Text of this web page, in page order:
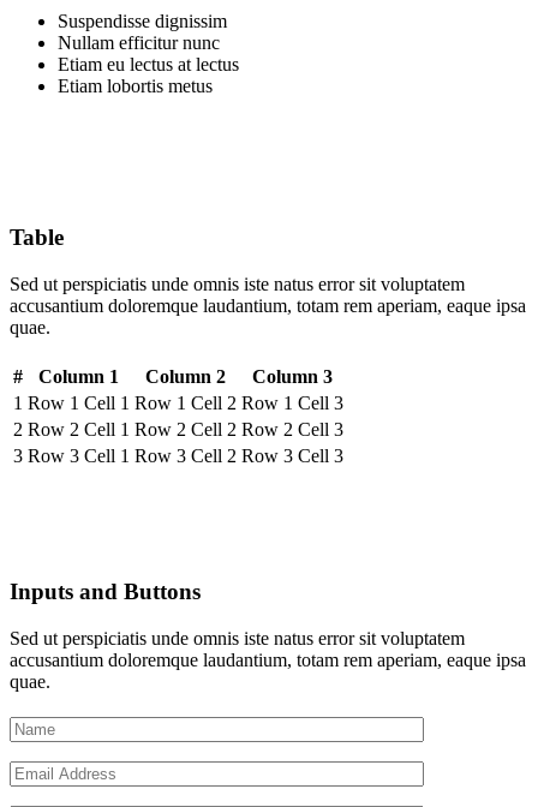
Suspendisse dignissim
Nullam efficitur nunc
Etiam eu lectus at lectus
Etiam lobortis metus
Table
Sed ut perspiciatis unde omnis iste natus error sit voluptatem
accusantium doloremque laudantium, totam rem aperiam, eaque ipsa
quae.
# Column 1 Column 2
Column 3
1 Row 1 Cell 1 Row 1 Cell 2 Row 1 Cell 3
2 Row 2 Cell 1 Row 2 Cell 2 Row 2 Cell 3
3 Row 3 Cell 1 Row 3 Cell 2 Row 3 Cell 3
Inputs and Buttons
Sed ut perspiciatis unde omnis iste natus error sit voluptatem
accusantium doloremque laudantium, totam rem aperiam, eaque ipsa
quae.